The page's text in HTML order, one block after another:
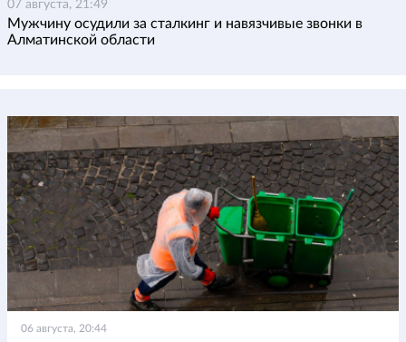
07 августа, 21:49
Мужчину осудили за сталкинг и навязчивые звонки в
Алматинской области
06 августа, 20:44